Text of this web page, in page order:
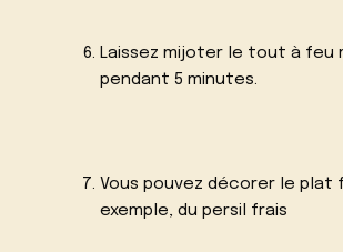
Laissez mijoter le tout à feu
pendant 5 minutes.
Vous pouvez décorer le plat
exemple, du persil frais